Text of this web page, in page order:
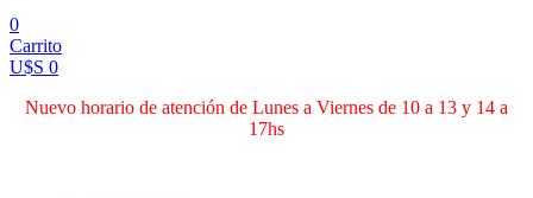
0
Carrito
U$S 0
Nuevo horario de atención de Lunes a Viernes de 10 a 13 y 14 a
17hs